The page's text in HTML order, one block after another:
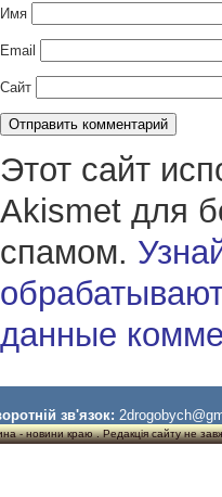
Имя
Email
Сайт
Этот сайт
Akismet для
спамом.
данные
зв'язок:
- новини краю . Редакція сайту не